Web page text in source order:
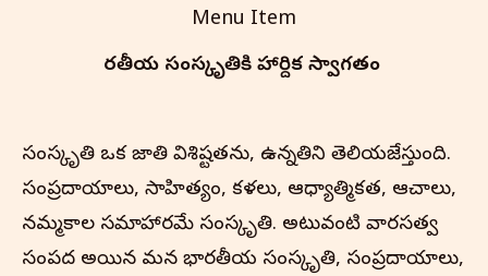
Menu Item
భారతీయ సంస్కృతి‌కి హార్దిక స్వాగతం
సంస్కృతి ఒక జాతి విశిష్టతను, ఉన్నతిని తెలియజేస్తుంది.
సంప్రదాయాలు, సాహిత్యం, కళలు, ఆధ్యాత్మికత, ఆచారాలు,
నమ్మకాల సమాహారమే సంస్కృతి. అటువంటి వారసత్వ
సంపద అయిన మన భారతీయ సంస్కృతి, సంప్రదాయాలు,